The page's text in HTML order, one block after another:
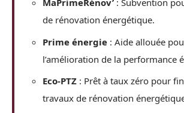
MaPrimeRénov’ : Subvention
de rénovation énergétique.
Prime énergie : Aide allouée
l’amélioration de la performance
Eco-PTZ : Prêt à taux zéro pour
travaux de rénovation